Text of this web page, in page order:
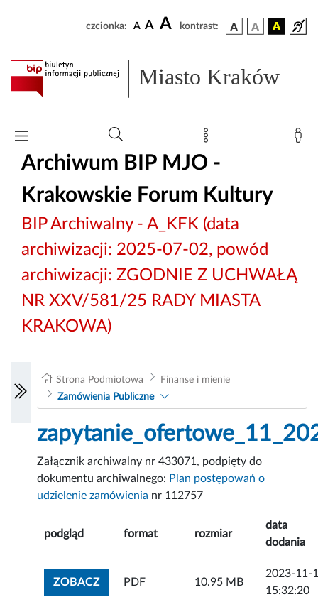
czcionka: A A A kontrast:
Miasto Kraków
Archiwum BIP MJO -
Krakowskie Forum Kultury
BIP Archiwalny - A_KFK (data
archiwizacji: 2025-07-02, powód
archiwizacji: ZGODNIE Z UCHWAŁĄ
NR XXV/581/25 RADY MIASTA
KRAKOWA)
Strona Podmiotowa
Finanse i mienie
Zamówienia Publiczne
Załącznik archiwalny nr 433071, podpięty do
dokumentu archiwalnego: Plan postępowań o
udzielenie zamówienia nr 112757
podgląd format rozmiar
data
dodania
ZOBACZZOBACZ ZAŁĄCZNIK
PDF 10.95 MB
2023-11-
15:32:20